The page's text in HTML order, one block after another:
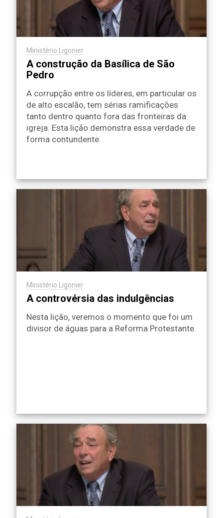
Ministério Ligonier
A construção da Basílica de São
Pedro
A corrupção entre os líderes, em particular os
de alto escalão, tem sérias ramificações
tanto dentro quanto fora das fronteiras da
igreja. Esta lição demonstra essa verdade de
forma contundente.
Ministério Ligonier
A controvérsia das indulgências
Nesta lição, veremos o momento que foi um
divisor de águas para a Reforma Protestante.